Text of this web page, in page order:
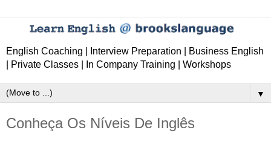
English Coaching | Interview Preparation | Business English
| Private Classes | In Company Training | Workshops
▼
Conheça Os Níveis De Inglês